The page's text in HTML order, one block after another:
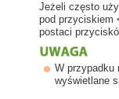
Jeżeli często
pod przyciskiem
postaci
W przypadku
wyświetlane